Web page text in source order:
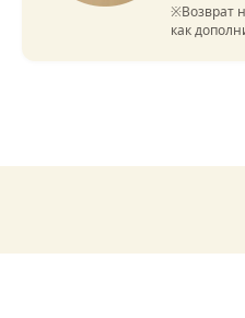
※Возврат
как